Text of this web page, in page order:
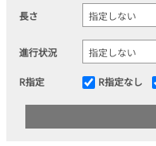
長さ
進行状況
R指定 R指定なし